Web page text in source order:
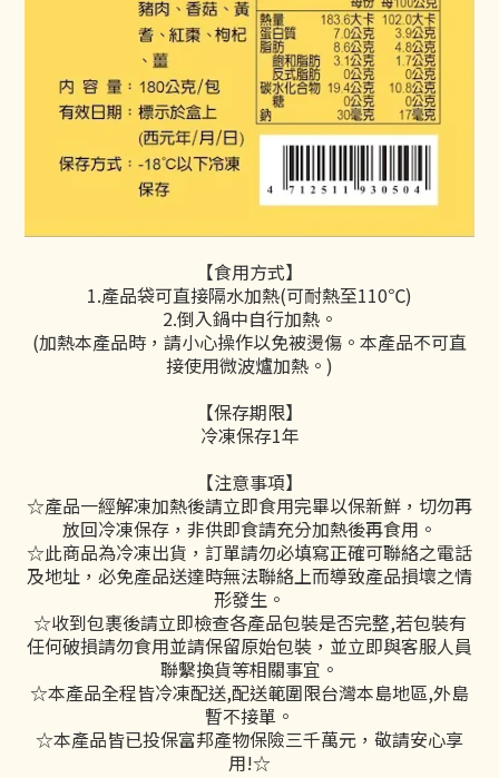
【食用方式】
1.產品袋可直接隔水加熱(可耐熱至110℃)
2.倒入鍋中自行加熱。
(加熱本產品時，請小心操作以免被燙傷。本產品不可直
接使用微波爐加熱。)
【保存期限】
冷凍保存1年
【注意事項】
☆產品一經解凍加熱後請立即食用完畢以保新鮮，切勿再
放回冷凍保存，非供即食請充分加熱後再食用。
☆此商品為冷凍出貨，訂單請勿必填寫正確可聯絡之電話
及地址，必免產品送達時無法聯絡上而導致產品損壞之情
形發生。
☆收到包裹後請立即檢查各產品包裝是否完整,若包裝有
任何破損請勿食用並請保留原始包裝，並立即與客服人員
聯繫換貨等相關事宜。
☆本產品全程皆冷凍配送,配送範圍限台灣本島地區,外島
暫不接單。
☆本產品皆已投保富邦產物保險三千萬元，敬請安心享
用!☆